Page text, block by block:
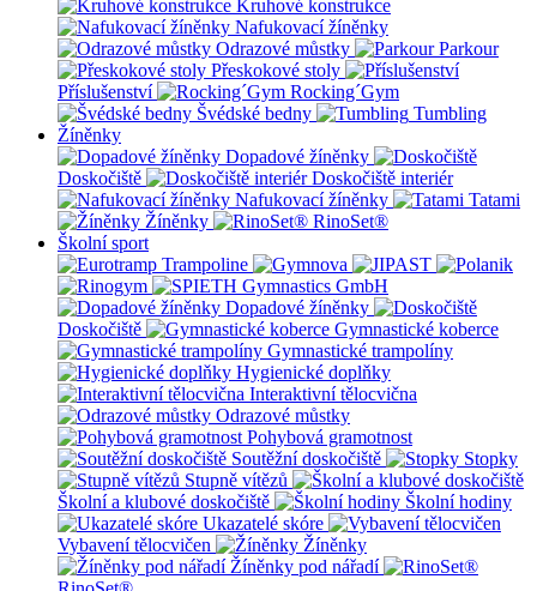
Kruhové konstrukce
Nafukovací žíněnky
Odrazové můstky
Parkour
Přeskokové stoly
Příslušenství
Rocking´Gym
Švédské bedny
Tumbling
Žíněnky
Dopadové žíněnky
Doskočiště
Doskočiště interiér
Nafukovací žíněnky
Tatami
Žíněnky
RinoSet®
Školní sport
Dopadové žíněnky
Doskočiště
Gymnastické koberce
Gymnastické trampolíny
Hygienické doplňky
Interaktivní tělocvična
Odrazové můstky
Pohybová gramotnost
Soutěžní doskočiště
Stopky
Stupně vítězů
Školní a klubové doskočiště
Školní hodiny
Ukazatelé skóre
Vybavení tělocvičen
Žíněnky
Žíněnky pod nářadí